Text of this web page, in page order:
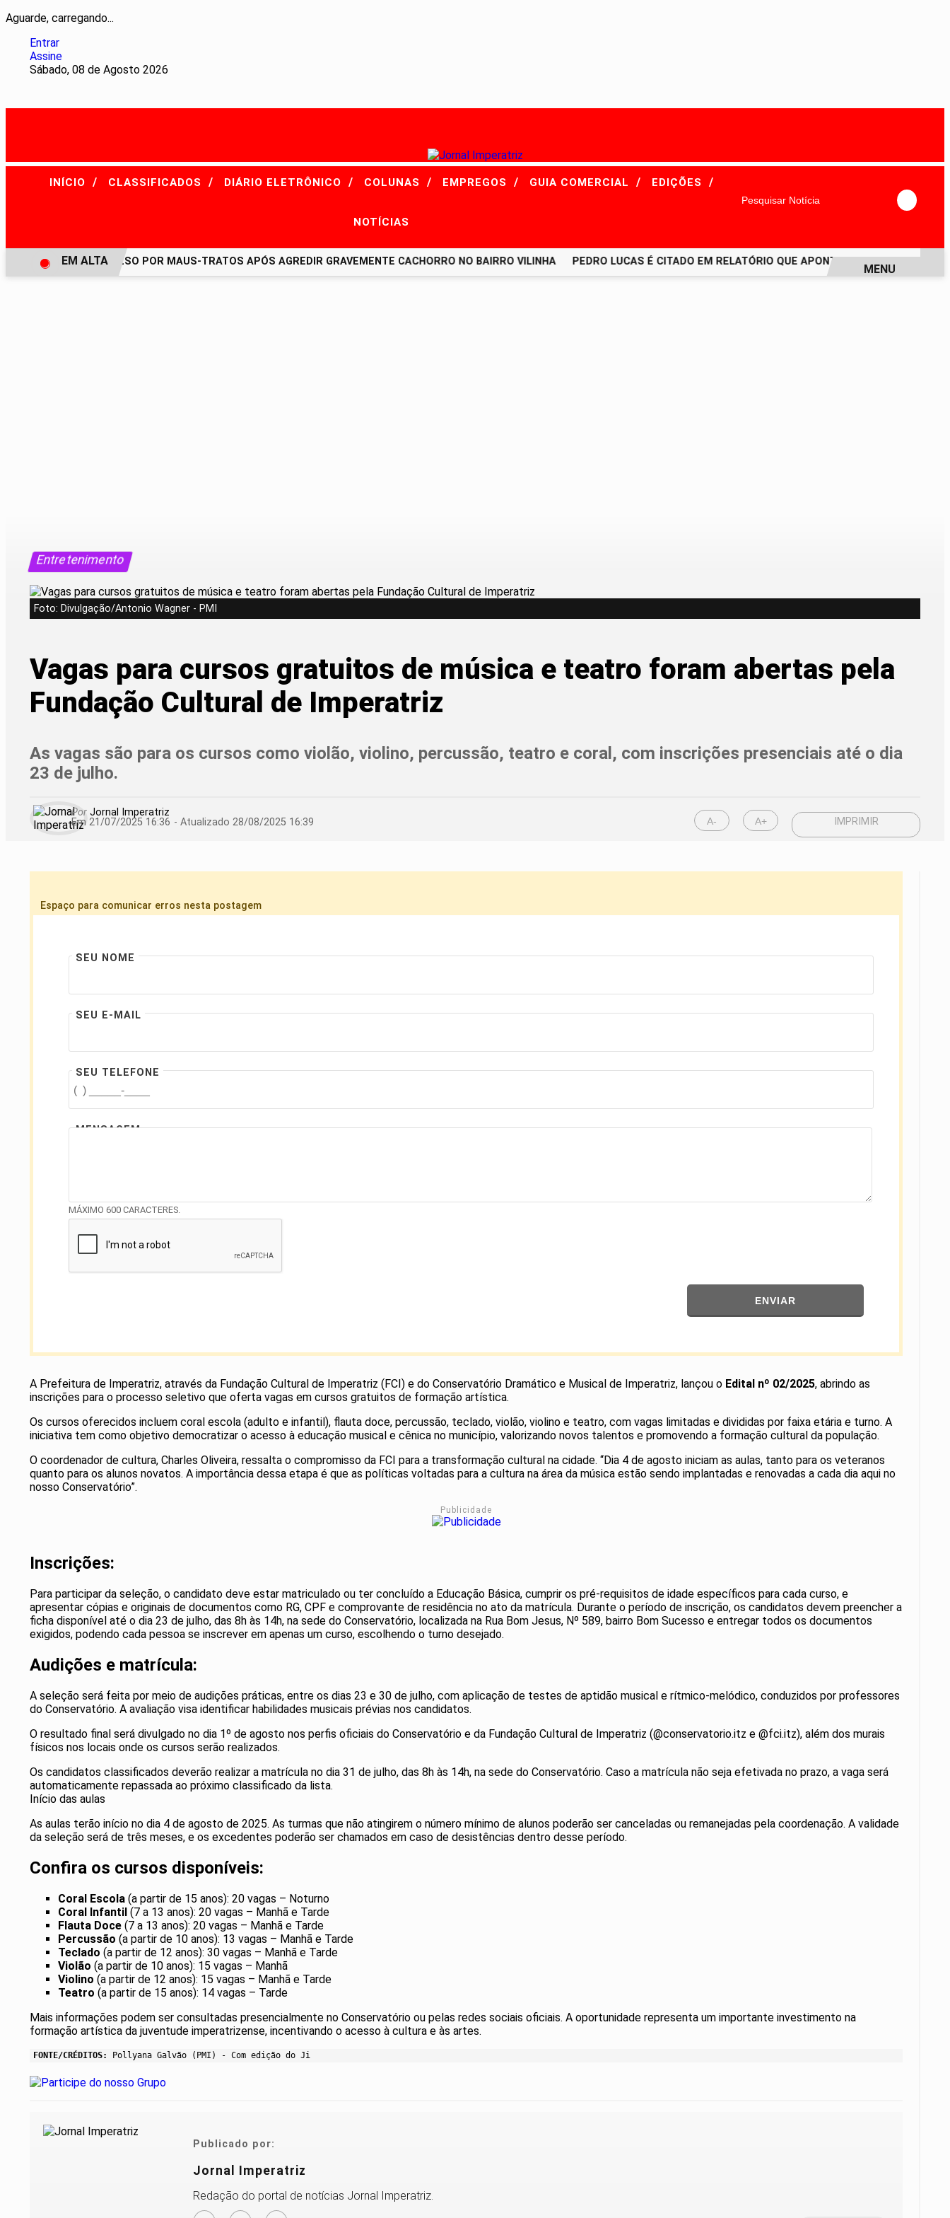
Aguarde, carregando...
Entrar
Assine
Sábado, 08 de Agosto 2026
Pesquisar Notícia
INÍCIO / CLASSIFICADOS / DIÁRIO ELETRÔNICO / COLUNAS / EMPREGOS / GUIA COMERCIAL / EDIÇÕES /
NOTÍCIAS
HOMEM É PRESO POR MAUS-TRATOS APÓS AGREDIR GRAVEMENTE CACHORRO NO BAIRRO VILINHA PEDRO LUCAS É CITADO EM RELATÓRIO QUE APONTA FALTA DE
EM ALTA
MENU
Entretenimento
Foto: Divulgação/Antonio Wagner - PMI
Vagas para cursos gratuitos de música e teatro foram abertas pela
Fundação Cultural de Imperatriz
As vagas são para os cursos como violão, violino, percussão, teatro e coral, com inscrições presenciais até o dia
23 de julho.
Por Jornal Imperatriz
Em 21/07/2025 16:36 - Atualizado 28/08/2025 16:39 A- A+ IMPRIMIR
Espaço para comunicar erros nesta postagem
SEU NOME
SEU E-MAIL
SEU TELEFONE
MENSAGEM
MÁXIMO 600 CARACTERES.
ENVIAR
A Prefeitura de Imperatriz, através da Fundação Cultural de Imperatriz (FCI) e do Conservatório Dramático e Musical de Imperatriz, lançou o Edital nº 02/2025, abrindo as
inscrições para o processo seletivo que oferta vagas em cursos gratuitos de formação artística.
Os cursos oferecidos incluem coral escola (adulto e infantil), flauta doce, percussão, teclado, violão, violino e teatro, com vagas limitadas e divididas por faixa etária e turno. A
iniciativa tem como objetivo democratizar o acesso à educação musical e cênica no município, valorizando novos talentos e promovendo a formação cultural da população.
O coordenador de cultura, Charles Oliveira, ressalta o compromisso da FCI para a transformação cultural na cidade. “Dia 4 de agosto iniciam as aulas, tanto para os veteranos
quanto para os alunos novatos. A importância dessa etapa é que as políticas voltadas para a cultura na área da música estão sendo implantadas e renovadas a cada dia aqui no
nosso Conservatório”.
Publicidade
Inscrições:
Para participar da seleção, o candidato deve estar matriculado ou ter concluído a Educação Básica, cumprir os pré-requisitos de idade específicos para cada curso, e
apresentar cópias e originais de documentos como RG, CPF e comprovante de residência no ato da matrícula. Durante o período de inscrição, os candidatos devem preencher a
ficha disponível até o dia 23 de julho, das 8h às 14h, na sede do Conservatório, localizada na Rua Bom Jesus, Nº 589, bairro Bom Sucesso e entregar todos os documentos
exigidos, podendo cada pessoa se inscrever em apenas um curso, escolhendo o turno desejado.
Audições e matrícula:
A seleção será feita por meio de audições práticas, entre os dias 23 e 30 de julho, com aplicação de testes de aptidão musical e rítmico-melódico, conduzidos por professores
do Conservatório. A avaliação visa identificar habilidades musicais prévias nos candidatos.
O resultado final será divulgado no dia 1º de agosto nos perfis oficiais do Conservatório e da Fundação Cultural de Imperatriz (@conservatorio.itz e @fci.itz), além dos murais
físicos nos locais onde os cursos serão realizados.
Os candidatos classificados deverão realizar a matrícula no dia 31 de julho, das 8h às 14h, na sede do Conservatório. Caso a matrícula não seja efetivada no prazo, a vaga será
automaticamente repassada ao próximo classificado da lista.
Início das aulas
As aulas terão início no dia 4 de agosto de 2025. As turmas que não atingirem o número mínimo de alunos poderão ser canceladas ou remanejadas pela coordenação. A validade
da seleção será de três meses, e os excedentes poderão ser chamados em caso de desistências dentro desse período.
Confira os cursos disponíveis:
Coral Escola (a partir de 15 anos): 20 vagas – Noturno
Coral Infantil (7 a 13 anos): 20 vagas – Manhã e Tarde
Flauta Doce (7 a 13 anos): 20 vagas – Manhã e Tarde
Percussão (a partir de 10 anos): 13 vagas – Manhã e Tarde
Teclado (a partir de 12 anos): 30 vagas – Manhã e Tarde
Violão (a partir de 10 anos): 15 vagas – Manhã
Violino (a partir de 12 anos): 15 vagas – Manhã e Tarde
Teatro (a partir de 15 anos): 14 vagas – Tarde
Mais informações podem ser consultadas presencialmente no Conservatório ou pelas redes sociais oficiais. A oportunidade representa um importante investimento na
formação artística da juventude imperatrizense, incentivando o acesso à cultura e às artes.
FONTE/CRÉDITOS: Pollyana Galvão (PMI) - Com edição do Ji
Publicado por:
Jornal Imperatriz
Redação do portal de notícias Jornal Imperatriz.